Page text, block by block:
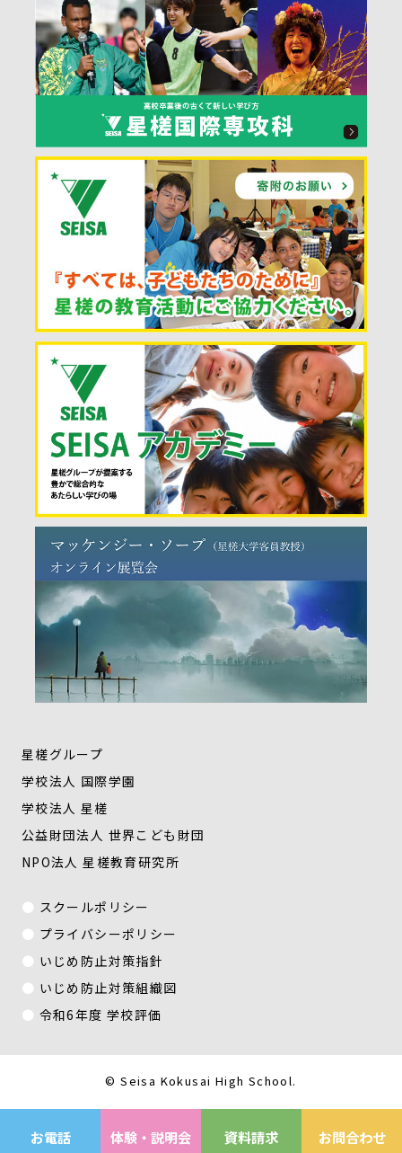
星槎グループ
学校法人 国際学園
学校法人 星槎
公益財団法人 世界こども財団
NPO法人 星槎教育研究所
スクールポリシー
プライバシーポリシー
いじめ防止対策指針
いじめ防止対策組織図
令和6年度 学校評価
© Seisa Kokusai High School.
お電話 体験・説明会 資料請求 お問合わせ